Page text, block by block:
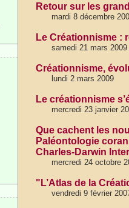
Retour sur les
mardi 8 décembre
Le Créationnisme :
samedi 21 mars 2009
Créationnisme,
lundi 2 mars 2009
Le créationnisme
mercredi 23 janvier
Que cachent les
Paléontologie
Charles-Darwin
mercredi 24 octobre
"L’Atlas de la
vendredi 9 février